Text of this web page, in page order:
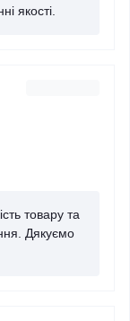
якості.
товару та
Дякуємо